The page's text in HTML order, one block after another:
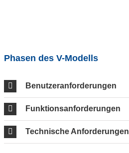
Phasen des V-Modells
Benutzeranforderungen
Funktionsanforderungen
Technische Anforderungen